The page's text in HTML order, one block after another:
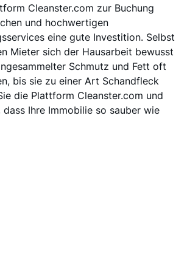
Cleanster.com zur Buchung
und hochwertigen
eine gute Investition. Selbst
Mieter sich der Hausarbeit bewusst
Schmutz und Fett oft
bis sie zu einer Art Schandfleck
die Plattform Cleanster.com und
dass Ihre Immobilie so sauber wie